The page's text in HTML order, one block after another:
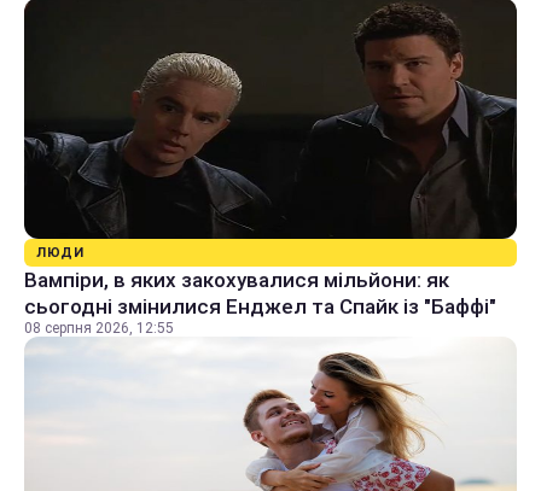
ЛЮДИ
Вампіри, в яких закохувалися мільйони: як
сьогодні змінилися Енджел та Спайк із "Баффі"
08 серпня 2026, 12:55